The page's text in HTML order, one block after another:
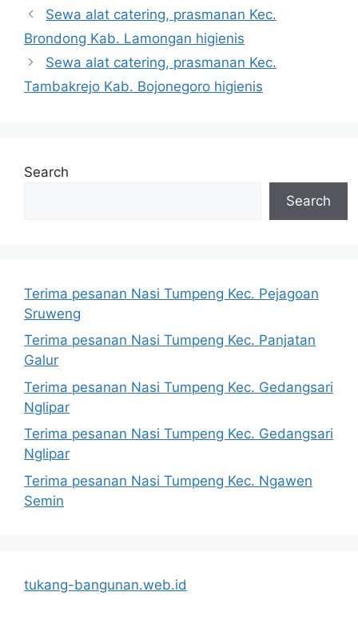
Sewa alat catering, prasmanan Kec.
Brondong Kab. Lamongan higienis
Sewa alat catering, prasmanan Kec.
Tambakrejo Kab. Bojonegoro higienis
Search
Search
Terima pesanan Nasi Tumpeng Kec. Pejagoan
Sruweng
Terima pesanan Nasi Tumpeng Kec. Panjatan
Galur
Terima pesanan Nasi Tumpeng Kec. Gedangsari
Nglipar
Terima pesanan Nasi Tumpeng Kec. Gedangsari
Nglipar
Terima pesanan Nasi Tumpeng Kec. Ngawen
Semin
tukang-bangunan.web.id